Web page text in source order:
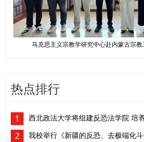
马克思主义宗教学研究中心赴内蒙古宗
热点排行
1 西北政法大学将组建反恐法学院 培
2